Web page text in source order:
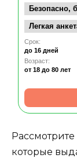
Безопасно,
Легкая
Срок:
до 16 дней
Возраст:
от 18 до 80 лет
которые